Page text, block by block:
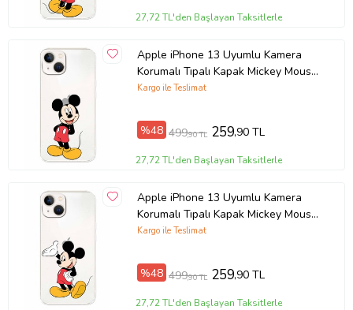
27,72 TL'den Başlayan Taksitlerle
Apple iPhone 13 Uyumlu Kamera
Korumalı Tıpalı Kapak Mickey Mouse
TasarımlıŞeffaf Kılıf
Kargo ile Teslimat
%48 499,90 TL 259,90 TL
27,72 TL'den Başlayan Taksitlerle
Apple iPhone 13 Uyumlu Kamera
Korumalı Tıpalı Kapak Mickey Mouse
TasarımlıŞeffaf Kılıf
Kargo ile Teslimat
%48 499,90 TL 259,90 TL
27,72 TL'den Başlayan Taksitlerle